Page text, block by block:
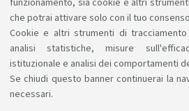
funzionamento, sia cookie e altri
che potrai attivare solo con il tuo
Cookie e altri strumenti di
analisi statistiche, misure
istituzionale e analisi dei comportamenti
Se chiudi questo banner continuerai la
necessari.
alimenti, anche con un approccio
molecolare.